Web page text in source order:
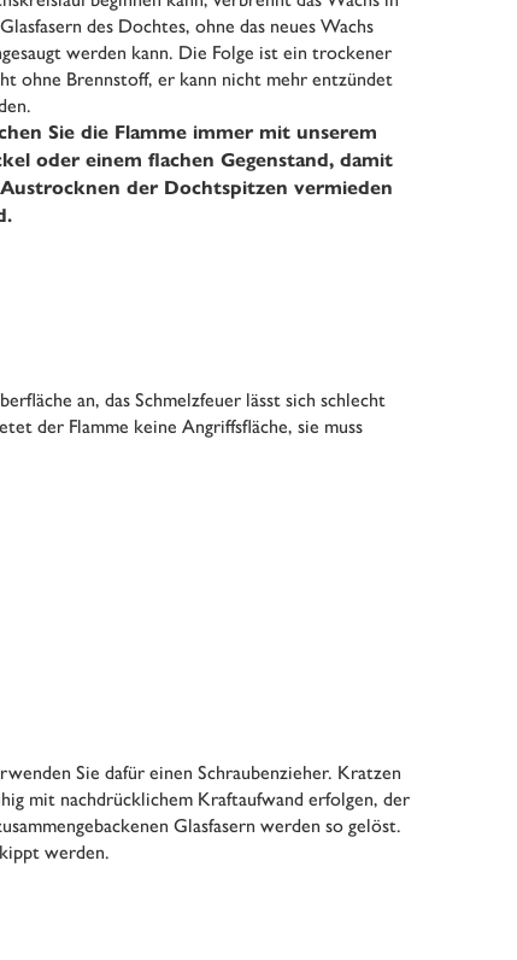
des Dochtes, ohne das neues Wachs
werden kann. Die Folge ist ein trockener
ohne Brennstoff, er kann nicht mehr entzündet
Sie die Flamme immer mit unserem
oder einem flachen Gegenstand, damit
der Dochtspitzen vermieden
an, das Schmelzfeuer lässt sich schlecht
der Flamme keine Angriffsfläche, sie muss
Sie dafür einen Schraubenzieher. Kratzen
mit nachdrücklichem Kraftaufwand erfolgen, der
Glasfasern werden so gelöst.
werden.